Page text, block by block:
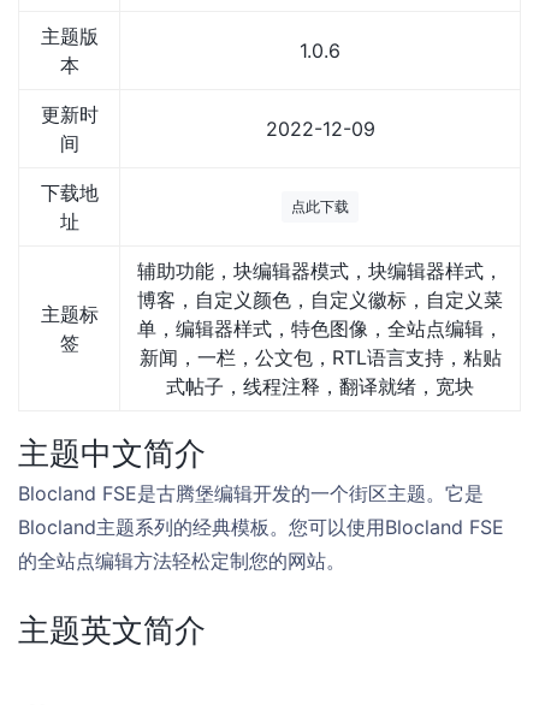
主题版
本
1.0.6
更新时
间
2022-12-09
下载地
址
点此下载
主题标
签
辅助功能，块编辑器模式，块编辑器样式，
博客，自定义颜色，自定义徽标，自定义菜
单，编辑器样式，特色图像，全站点编辑，
新闻，一栏，公文包，RTL语言支持，粘贴
式帖子，线程注释，翻译就绪，宽块
主题中文简介
Blocland FSE是古腾堡编辑开发的一个街区主题。它是
Blocland主题系列的经典模板。您可以使用Blocland FSE
的全站点编辑方法轻松定制您的网站。
主题英文简介